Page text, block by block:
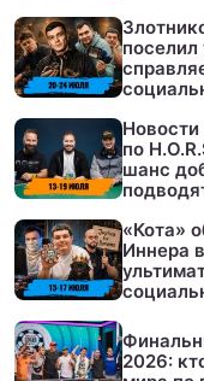
поселил
по
шанс
«Кота»
Иннера
2026: